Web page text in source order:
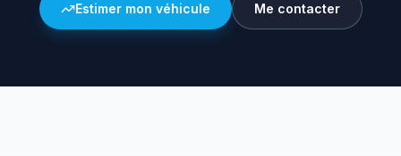
Estimer mon véhicule Me contacter